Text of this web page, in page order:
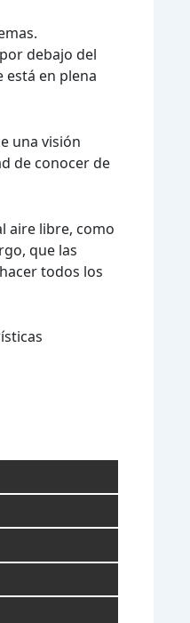
debajo del
está en plena
una visión
de conocer de
aire libre, como
que las
todos los